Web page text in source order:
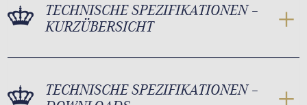
TECHNISCHE SPEZIFIKATIONEN –
KURZÜBERSICHT
TECHNISCHE SPEZIFIKATIONEN –